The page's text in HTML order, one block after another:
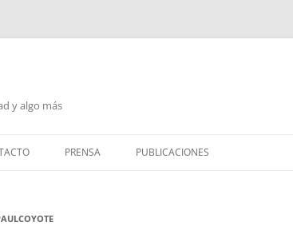
y algo más
PRENSA PUBLICACIONES